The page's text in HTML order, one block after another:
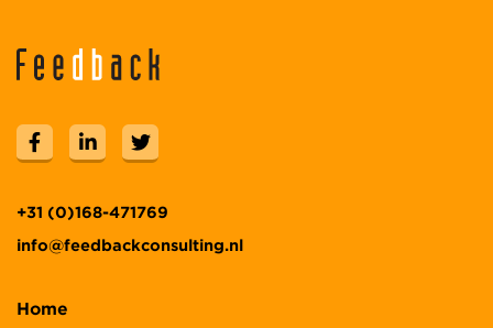
+31 (0)168-471769
info@feedbackconsulting.nl
Home